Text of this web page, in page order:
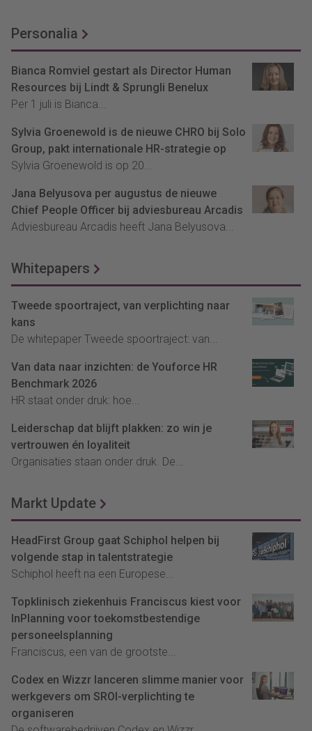
Personalia
Bianca Romviel gestart als Director Human
Resources bij Lindt & Sprungli Benelux
Per 1 juli is Bianca...
Sylvia Groenewold is de nieuwe CHRO bij Solo
Group, pakt internationale HR-strategie op
Sylvia Groenewold is op 20...
Jana Belyusova per augustus de nieuwe
Chief People Officer bij adviesbureau Arcadis
Adviesbureau Arcadis heeft Jana Belyusova...
Whitepapers
Tweede spoortraject, van verplichting naar
kans
De whitepaper Tweede spoortraject: van...
Van data naar inzichten: de Youforce HR
Benchmark 2026
HR staat onder druk: hoe...
Leiderschap dat blijft plakken: zo win je
vertrouwen én loyaliteit
Organisaties staan onder druk. De...
Markt Update
HeadFirst Group gaat Schiphol helpen bij
volgende stap in talentstrategie
Schiphol heeft na een Europese...
Topklinisch ziekenhuis Franciscus kiest voor
InPlanning voor toekomstbestendige
personeelsplanning
Franciscus, een van de grootste...
Codex en Wizzr lanceren slimme manier voor
werkgevers om SROI-verplichting te
organiseren